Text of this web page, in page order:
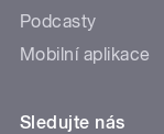
Podcasty
Mobilní aplikace
Sledujte nás